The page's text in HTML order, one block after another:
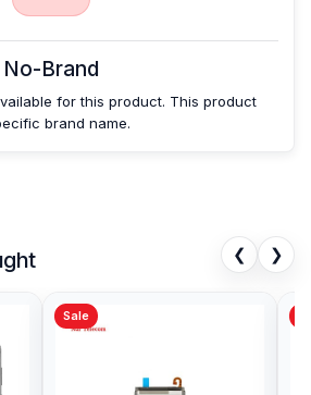
No-Brand
for this product. This product
brand name.
❮ ❯
Sale